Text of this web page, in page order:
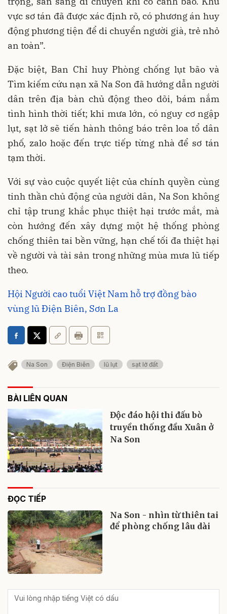
vực sơ tán đã được xác định rõ, có phương án huy
động phương tiện để di chuyển người già, trẻ nhỏ
an toàn”.
Đặc biệt, Ban Chỉ huy Phòng chống lụt bão và
Tìm kiếm cứu nạn xã Na Son đã hướng dẫn người
dân trên địa bàn chủ động theo dõi, bám nắm
tình hình thời tiết; khi mưa lớn, có nguy cơ ngập
lụt, sạt lở sẽ tiến hành thông báo trên loa tổ dân
phố, zalo hoặc đến trực tiếp từng nhà để sơ tán
tạm thời.
Với sự vào cuộc quyết liệt của chính quyền cùng
tinh thần chủ động của người dân, Na Son không
chỉ tập trung khắc phục thiệt hại trước mắt, mà
còn hướng đến xây dựng một hệ thống phòng
chống thiên tai bền vững, hạn chế tối đa thiệt hại
về người và tài sản trong những mùa mưa lũ tiếp
theo.
Hội Người cao tuổi Việt Nam hỗ trợ đồng bào
vùng lũ Điện Biên, Sơn La
Na Son Điện Biên lũ lụt sạt lở đất
BÀI LIÊN QUAN
Độc đáo hội thi đấu bò
truyền thống đầu Xuân ở
Na Son
ĐỌC TIẾP
Na Son - nhìn từ thiên tai
để phòng chống lâu dài